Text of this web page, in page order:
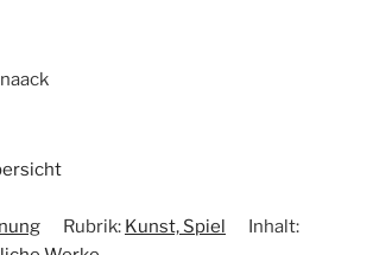
Rubrik: Kunst, Spiel
Inhalt: